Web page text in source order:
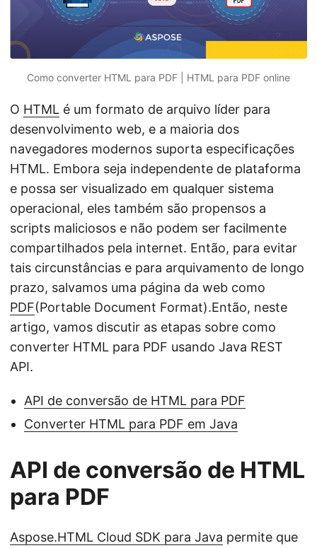
Como converter HTML para PDF | HTML para PDF online
O HTML é um formato de arquivo líder para
desenvolvimento web, e a maioria dos
navegadores modernos suporta especificações
HTML. Embora seja independente de plataforma
e possa ser visualizado em qualquer sistema
operacional, eles também são propensos a
scripts maliciosos e não podem ser facilmente
compartilhados pela internet. Então, para evitar
tais circunstâncias e para arquivamento de longo
prazo, salvamos uma página da web como
PDF(Portable Document Format).Então, neste
artigo, vamos discutir as etapas sobre como
converter HTML para PDF usando Java REST
API.
API de conversão de HTML para PDF
Converter HTML para PDF em Java
API de conversão de HTML
para PDF
Aspose.HTML Cloud SDK para Java permite que